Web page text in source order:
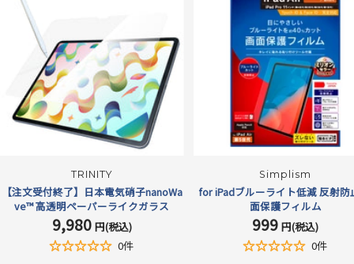
TRINITY
【注文受付終了】日本電気硝子nanoWa
ve™ 高透明ペーパーライクガラス
セ
ー
ル
9,980 円(税込)
0件
Simplism
for iPadブルーライト低減 反射防
面保護フィルム
セ
ー
ル
999円(税込)
0件